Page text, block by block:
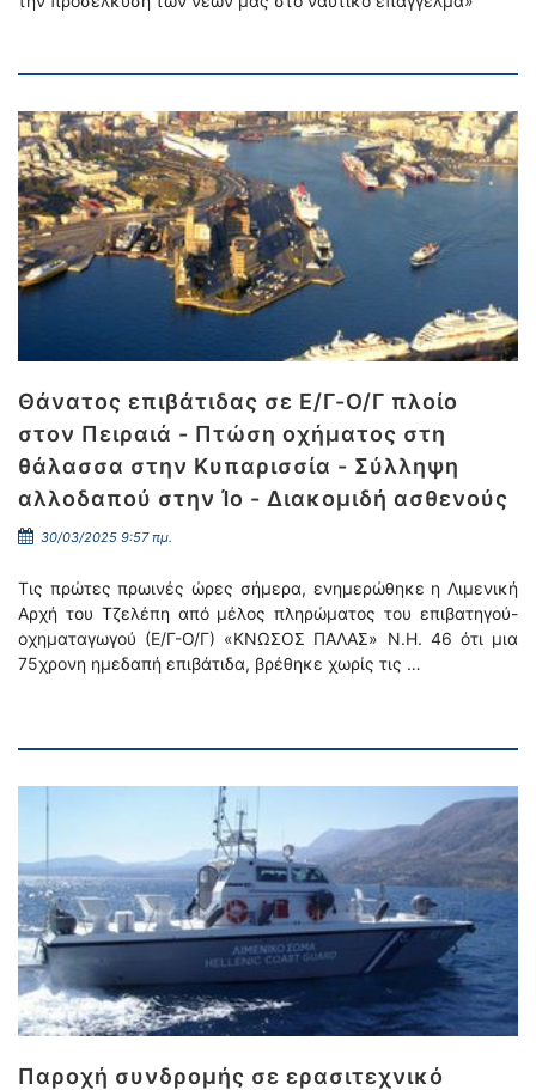
Θάνατος επιβάτιδας σε Ε/Γ-Ο/Γ πλοίο
στον Πειραιά - Πτώση οχήματος στη
θάλασσα στην Κυπαρισσία - Σύλληψη
αλλοδαπού στην Ίο - Διακομιδή ασθενούς
30/03/2025 9:57 πμ.
Τις πρώτες πρωινές ώρες σήμερα, ενημερώθηκε η Λιμενική
Αρχή του Τζελέπη από μέλος πληρώματος του επιβατηγού-
οχηματαγωγού (Ε/Γ-Ο/Γ) «ΚΝΩΣΟΣ ΠΑΛΑΣ» Ν.Η. 46 ότι μια
75χρονη ημεδαπή επιβάτιδα, βρέθηκε χωρίς τις …
Παροχή συνδρομής σε ερασιτεχνικό